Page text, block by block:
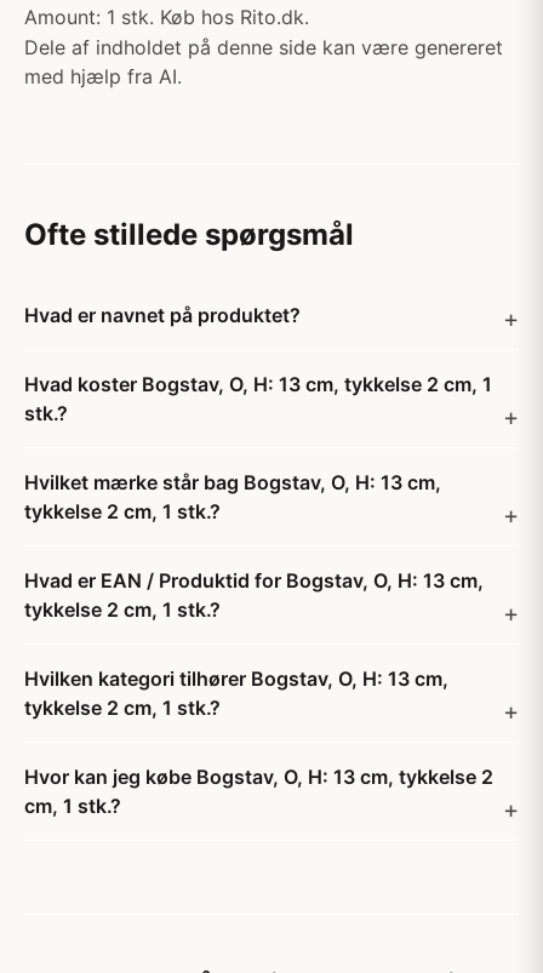
Amount: 1 stk. Køb hos Rito.dk.
Dele af indholdet på denne side kan være genereret
med hjælp fra AI.
Ofte stillede spørgsmål
Hvad er navnet på produktet?
Hvad koster Bogstav, O, H: 13 cm, tykkelse 2 cm, 1
stk.?
Hvilket mærke står bag Bogstav, O, H: 13 cm,
tykkelse 2 cm, 1 stk.?
Hvad er EAN / Produktid for Bogstav, O, H: 13 cm,
tykkelse 2 cm, 1 stk.?
Hvilken kategori tilhører Bogstav, O, H: 13 cm,
tykkelse 2 cm, 1 stk.?
Hvor kan jeg købe Bogstav, O, H: 13 cm, tykkelse 2
cm, 1 stk.?